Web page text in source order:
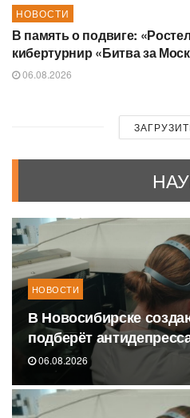
НОВОСТИ
В память о подвиге:
кибертурнир «Битва за
06.08.2026
НОВОСТИ
В Новосибирске
подберёт
06.08.2026